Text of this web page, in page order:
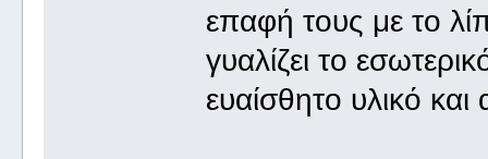
επαφή τους με το
γυαλίζει το
ευαίσθητο υλικό και